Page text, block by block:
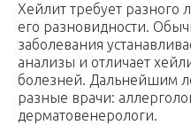
Хейлит требует разного
его разновидности.
заболевания
анализы и отличает
болезней. Дальнейшим
разные врачи:
дерматовенерологи.